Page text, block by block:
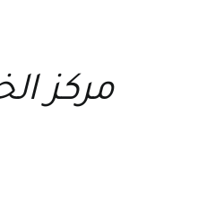
مركز